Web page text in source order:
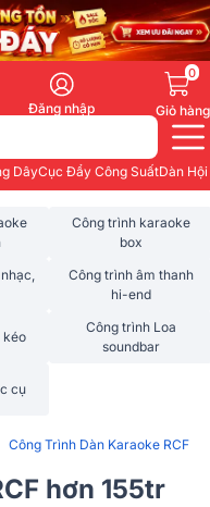
Đăng nhập
0
Giỏ hàng
DâyCục Đẩy Công SuấtDàn
Công trình karaoke
box
Công trình âm thanh
hi-end
kéo
Công trình Loa
soundbar
cụ
Công Trình Dàn Karaoke RCF
hơn 155tr